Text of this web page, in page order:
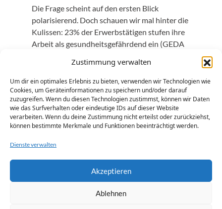
Zustimmung verwalten
Um dir ein optimales Erlebnis zu bieten, verwenden wir Technologien wie
Cookies, um Geräteinformationen zu speichern und/oder darauf
zuzugreifen. Wenn du diesen Technologien zustimmst, können wir Daten
wie das Surfverhalten oder eindeutige IDs auf dieser Website
verarbeiten. Wenn du deine Zustimmung nicht erteilst oder zurückziehst,
können bestimmte Merkmale und Funktionen beeinträchtigt werden.
Dienste verwalten
Akzeptieren
Ablehnen
Die Frage scheint auf den ersten Blick
polarisierend. Doch schauen wir mal hinter die
Kulissen: 23% der Erwerbstätigen stufen ihre
Arbeit als gesundheitsgefährdend ein (GEDA
ERFAHREN SIE MEHR
Weil Gesundheit unser höchstes Gut ist.